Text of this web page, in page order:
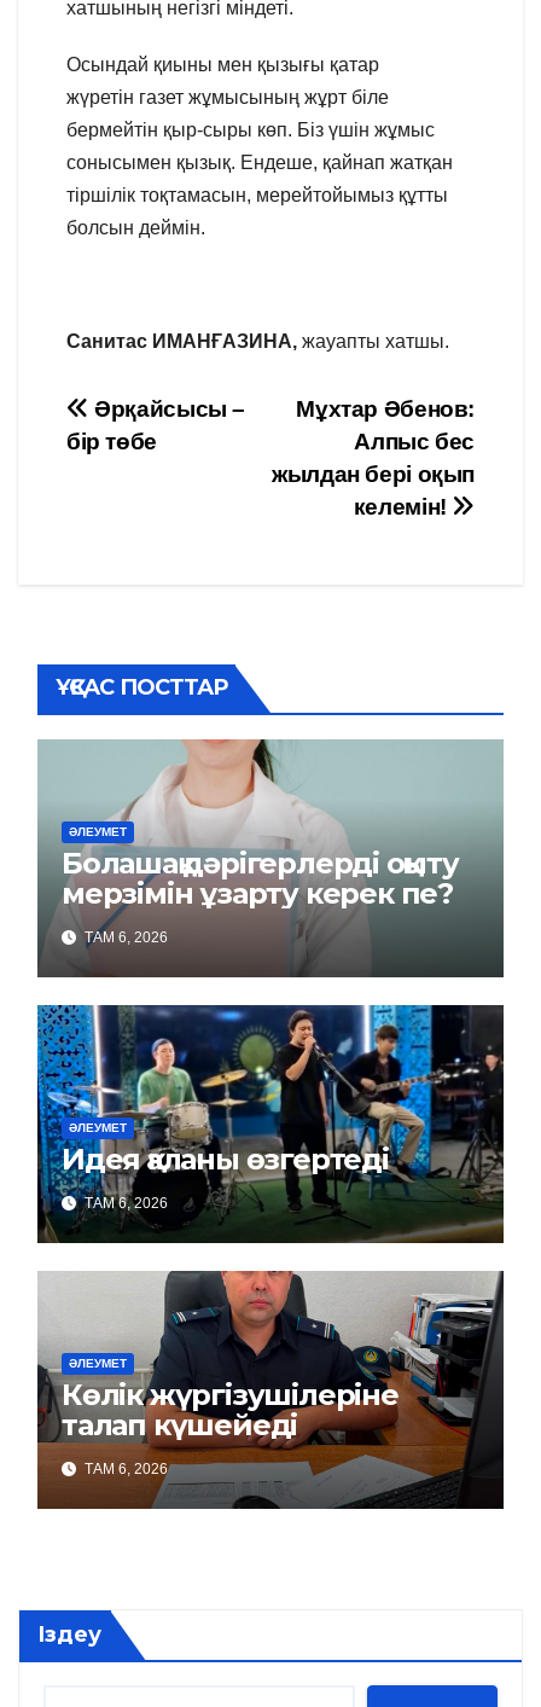
хатшының негізгі міндеті.
Осындай қиыны мен қызығы қатар
жүретін газет жұмысының жұрт біле
бермейтін қыр-сыры көп. Біз үшін жұмыс
сонысымен қызық. Ендеше, қайнап жатқан
тіршілік тоқтамасын, мерейтойымыз құтты
болсын деймін.
Санитас ИМАНҒАЗИНА, жауапты хатшы.
Навигация
по
Мұхтар Әбенов:
Алпыс бес
жылдан бері оқып
келемін!
Әрқайсысы –
бір төбе
ҰҚСАС ПОСТТАР
ӘЛЕУМЕТ
Болашақ дәрігерлерді оқыту
мерзімін ұзарту керек пе?
ТАМ 6, 2026
ӘЛЕУМЕТ
Идея қаланы өзгертеді
ТАМ 6, 2026
ӘЛЕУМЕТ
Көлік жүргізушілеріне
талап күшейеді
ТАМ 6, 2026
Іздеу